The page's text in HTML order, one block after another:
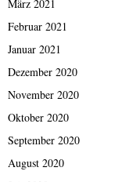
März 2021
Februar 2021
Januar 2021
Dezember 2020
November 2020
Oktober 2020
September 2020
August 2020